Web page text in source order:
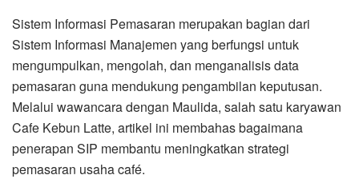
Sistem Informasi Pemasaran merupakan bagian dari
Sistem Informasi Manajemen yang berfungsi untuk
mengumpulkan, mengolah, dan menganalisis data
pemasaran guna mendukung pengambilan keputusan.
Melalui wawancara dengan Maulida, salah satu karyawan
Cafe Kebun Latte, artikel ini membahas bagaimana
penerapan SIP membantu meningkatkan strategi
pemasaran usaha café.